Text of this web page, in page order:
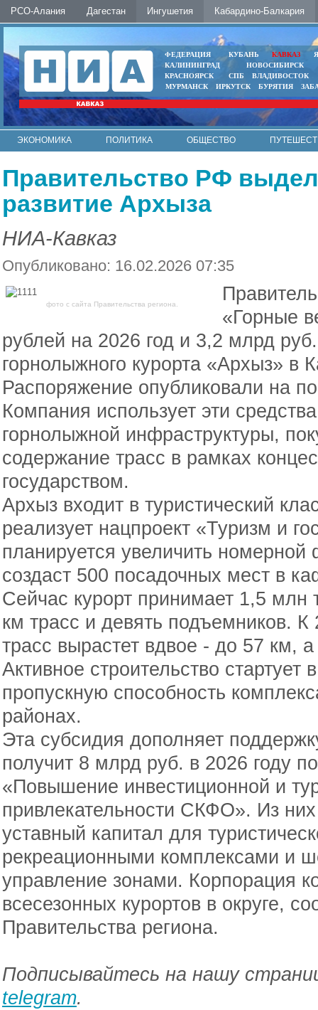
РСО-Алания Дагестан Ингушетия Кабардино-Балкария
ФЕДЕРАЦИЯ КУБАНЬ КАВКАЗ
КАЛИНИНГРАД
НОВОСИБИРСК
КРАСНОЯРСК
СПБ
ВЛАДИВОСТОК
МУРМАНСК
ИРКУТСК БУРЯТИЯ
ЭКОНОМИКА ПОЛИТИКА ОБЩЕСТВО
Правительство РФ
развитие Архыза
НИА-Кавказ
Опубликовано: 16.02.2026 07:35
фото с сайта Правительства региона.
«Горные
рублей на 2026 год и 3,2 млрд
горнолыжного курорта «Архыз» в
Распоряжение опубликовали на
Компания использует эти
горнолыжной инфраструктуры,
содержание трасс в рамках
государством.
Архыз входит в туристический
реализует нацпроект «Туризм и
планируется увеличить
создаст 500 посадочных мест в
Сейчас курорт принимает 1,5 млн
км трасс и девять подъемников. К
трасс вырастет вдвое - до 57 км,
Активное строительство стартует
пропускную способность
районах.
Эта субсидия дополняет
получит 8 млрд руб. в 2026 году
«Повышение инвестиционной и
привлекательности СКФО». Из
уставный капитал для
рекреационными комплексами и
управление зонами. Корпорация
всесезонных курортов в округе,
Правительства региона.
Подписывайтесь на нашу
telegram.